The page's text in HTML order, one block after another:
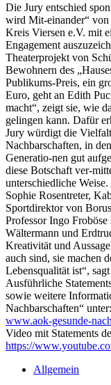
Die Jury entschied
wird Mit-einander“
Kreis Viersen e.V. mit
Engagement
Theaterprojekt von
Bewohnern des
Publikums-Preis, ein
Euro, geht an Edith
macht“, zeigt sie, wie
gelingen kann. Dafür
Jury würdigt die
Nachbarschaften, in
Generatio-nen gut
diese Botschaft ver-
unterschiedliche
Sophie Rosentreter,
Sportdirektor von
Professor Ingo
Wältermann und
Kreativität und
auch sind, sie machen
Lebensqualität ist“,
Ausführliche
sowie weitere
Nachbarschaften“ unter:
www.aok-gesunde-
Video mit Statements
https://
Allgemein